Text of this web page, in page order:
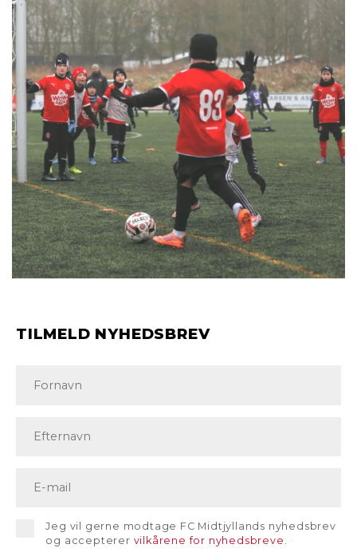
TILMELD NYHEDSBREV
Jeg vil gerne modtage FC Midtjyllands nyhedsbrev
og accepterer vilkårene for nyhedsbreve